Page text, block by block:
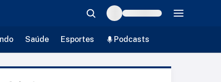
Saúde Esportes Podcasts